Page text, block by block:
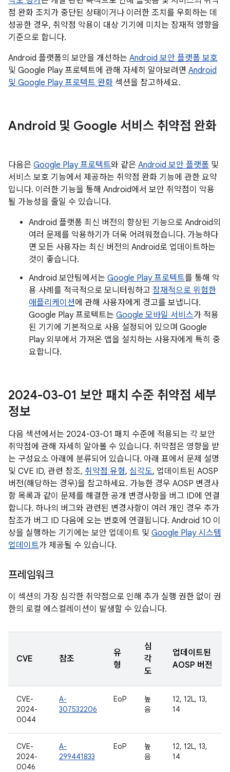
점 완화 조치가 중단된 상태이거나 이러한 조치를 우회하는 데
성공한 경우, 취약점 악용이 대상 기기에 미치는 잠재적 영향을
기준으로 합니다.
Android 플랫폼의 보안을 개선하는 Android 보안 플랫폼 보호
및 Google Play 프로텍트에 관해 자세히 알아보려면 Android
및 Google Play 프로텍트 완화 섹션을 참고하세요.
Android 및 Google 서비스 취약점 완화
다음은 Google Play 프로텍트와 같은 Android 보안 플랫폼 및
서비스 보호 기능에서 제공하는 취약점 완화 기능에 관한 요약
입니다. 이러한 기능을 통해 Android에서 보안 취약점이 악용
될 가능성을 줄일 수 있습니다.
Android 플랫폼 최신 버전의 향상된 기능으로 Android의
여러 문제를 악용하기가 더욱 어려워졌습니다. 가능하다
면 모든 사용자는 최신 버전의 Android로 업데이트하는
것이 좋습니다.
Android 보안팀에서는 Google Play 프로텍트를 통해 악
용 사례를 적극적으로 모니터링하고 잠재적으로 위험한
애플리케이션에 관해 사용자에게 경고를 보냅니다.
Google Play 프로텍트는 Google 모바일 서비스가 적용
된 기기에 기본적으로 사용 설정되어 있으며 Google
Play 외부에서 가져온 앱을 설치하는 사용자에게 특히 중
요합니다.
2024-03-01 보안 패치 수준 취약점 세부
정보
다음 섹션에서는 2024-03-01 패치 수준에 적용되는 각 보안
취약점에 관해 자세히 알아볼 수 있습니다. 취약점은 영향을 받
는 구성요소 아래에 분류되어 있습니다. 아래 표에서 문제 설명
및 CVE ID, 관련 참조, 취약점 유형, 심각도, 업데이트된 AOSP
버전(해당하는 경우)을 참고하세요. 가능한 경우 AOSP 변경사
항 목록과 같이 문제를 해결한 공개 변경사항을 버그 ID에 연결
합니다. 하나의 버그와 관련된 변경사항이 여러 개인 경우 추가
참조가 버그 ID 다음에 오는 번호에 연결됩니다. Android 10 이
상을 실행하는 기기에는 보안 업데이트 및 Google Play 시스템
업데이트가 제공될 수 있습니다.
프레임워크
이 섹션의 가장 심각한 취약점으로 인해 추가 실행 권한 없이 권
한의 로컬 에스컬레이션이 발생할 수 있습니다.
CVE 참조
유
형
심
각
도
업데이트된
AOSP 버전
CVE-
2024-
0044
A-
307532206
EoP
높
음
12, 12L, 13,
14
CVE-
2024-
0046
A-
299441833
EoP
높
음
12, 12L, 13,
14